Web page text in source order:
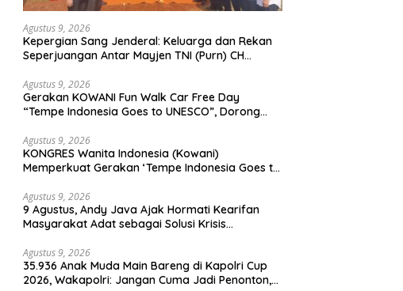
Agustus 9, 2026
Kepergian Sang Jenderal: Keluarga dan Rekan
Seperjuangan Antar Mayjen TNI (Purn) CH
Agustus 9, 2026
Gerakan KOWANI Fun Walk Car Free Day
“Tempe Indonesia Goes to UNESCO”, Dorong
Agustus 9, 2026
KONGRES Wanita Indonesia (Kowani)
Memperkuat Gerakan ‘Tempe Indonesia Goes to
Agustus 9, 2026
9 Agustus, Andy Java Ajak Hormati Kearifan
Masyarakat Adat sebagai Solusi Krisis
Agustus 9, 2026
35.936 Anak Muda Main Bareng di Kapolri Cup
2026, Wakapolri: Jangan Cuma Jadi Penonton,